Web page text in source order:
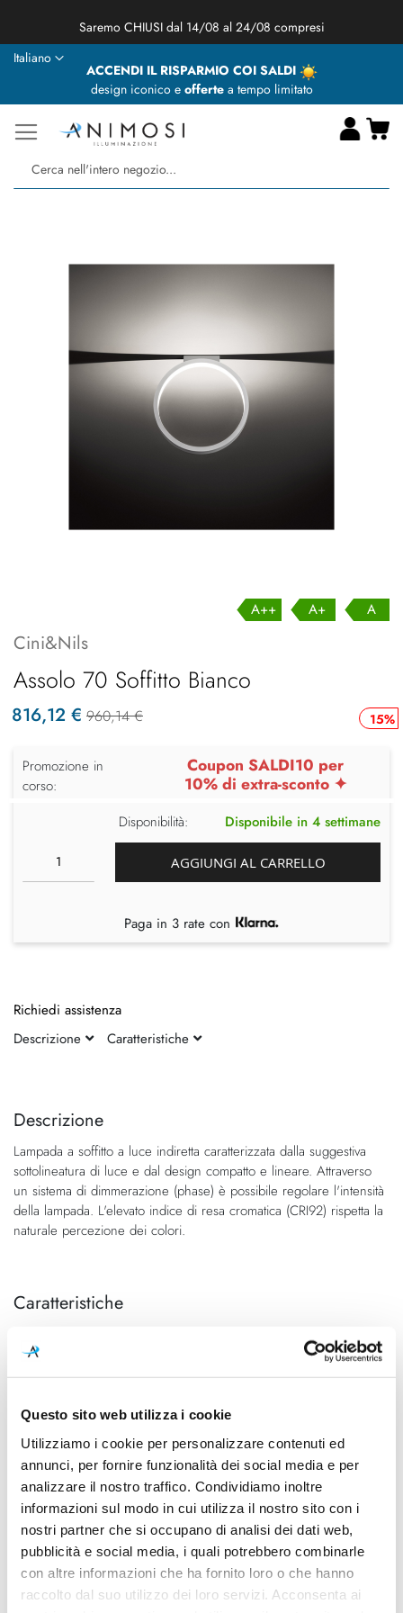
Questo sito web utilizza i cookie
Utilizziamo i cookie per personalizzare contenuti ed
annunci, per fornire funzionalità dei social media e per
analizzare il nostro traffico. Condividiamo inoltre
informazioni sul modo in cui utilizza il nostro sito con i
nostri partner che si occupano di analisi dei dati web,
pubblicità e social media, i quali potrebbero combinarle
con altre informazioni che ha fornito loro o che hanno
raccolto dal suo utilizzo dei loro servizi. Acconsenta ai
Saremo CHIUSI dal 14/08 al 24/08 compresi
ACCENDI IL RISPARMIO COI SALDI
design iconico e offertea tempo limitato
Lingua
Italiano
fine
galleria
di
immagini
della
di
immagini
Descrizione
Lampada a soffitto a luce indiretta caratterizzata dalla suggestiva
sottolineatura di luce e dal design compatto e lineare. Attraverso
un sistema di dimmerazione (phase) è possibile regolare l'intensità
della lampada. L'elevato indice di resa cromatica (CRI92) rispetta la
naturale percezione dei colori.
Caratteristiche
ACCNASL.1570H
Luta Bettonica, 2013
Ø 700mm x 45mm - H
Led integrato
Potenza e attacco
27W - 2800K - 2900Lm -
CRI90 - 220-240V
Dimmerazione
Dimmerabile
Classe energetica
A++, A+, A
A++ A+ A
Cini&Nils
Assolo 70 Soffitto Bianco
15%
816,12 € 960,14 €
Promozione in
corso:
Coupon SALDI10 per
10% di extra-sconto ✦
Disponibilità: Disponibile in 4 settimane
AGGIUNGI AL CARRELLO
Paga in 3 rate con
Richiedi assistenza
Descrizione
Caratteristiche